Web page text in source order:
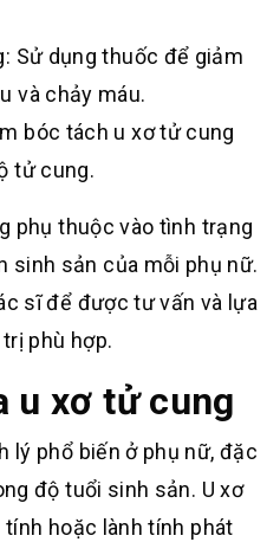
Sử dụng thuốc để giảm
và chảy máu.
bóc tách u xơ tử cung
tử cung.
phụ thuộc vào tình trạng
sinh sản của mỗi phụ nữ.
sĩ để được tư vấn và lựa
phù hợp.
u xơ tử cung
lý phổ biến ở phụ nữ, đặc
độ tuổi sinh sản. U xơ
hoặc lành tính phát